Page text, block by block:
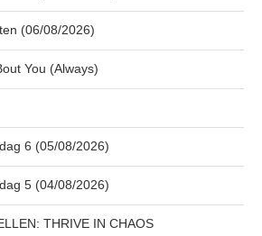
(06/08/2026)
You (Always)
6 (05/08/2026)
5 (04/08/2026)
THRIVE IN CHAOS